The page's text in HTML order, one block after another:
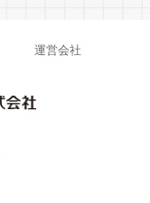
運営会社